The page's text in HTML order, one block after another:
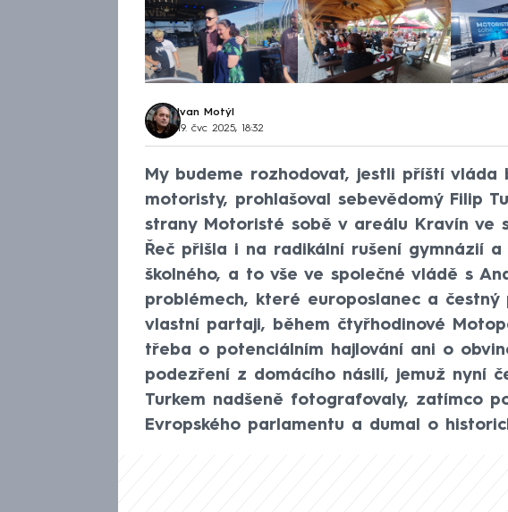
Ivan Motýl
19. čvc 2025, 18:32
My budeme rozhodovat, jestli příští vláda
motoristy, prohlašoval sebevědomý Filip
strany Motoristé sobě v areálu Kravín ve
Řeč přišla i na radikální rušení gymnázií
školného, a to vše ve společné vládě s
problémech, které europoslanec a
vlastní partaji, během čtyřhodinové
třeba o potenciálním hajlování ani o
podezření z domácího násilí, jemuž nyní
Turkem nadšeně fotografovaly, zatímco
Evropského parlamentu a dumal o